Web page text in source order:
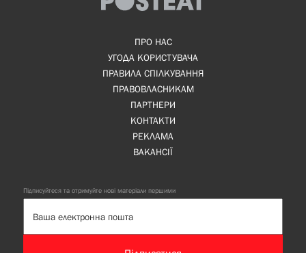
ПРО НАС
УГОДА КОРИСТУВАЧА
ПРАВИЛА СПІЛКУВАННЯ
ПРАВОВЛАСНИКАМ
ПАРТНЕРИ
КОНТАКТИ
РЕКЛАМА
ВАКАНСІЇ
Підписуйтеся та отримуйте нові матеріали першими